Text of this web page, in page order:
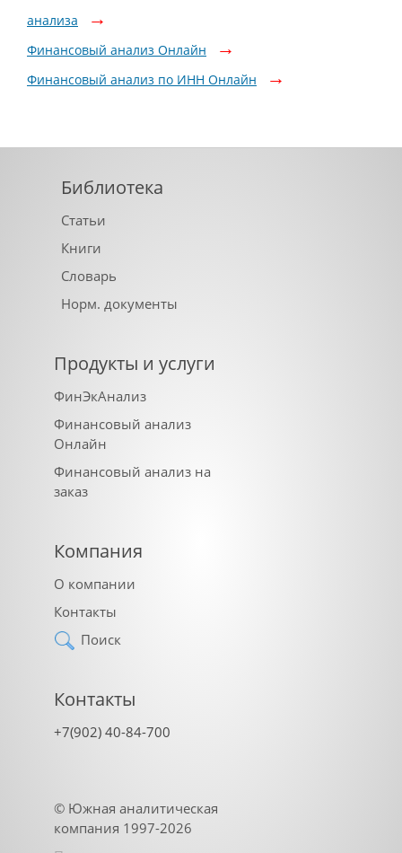
анализа
Финансовый анализ Онлайн
Финансовый анализ по ИНН Онлайн
Библиотека
Статьи
Книги
Словарь
Норм. документы
Продукты и услуги
ФинЭкАнализ
Финансовый анализ
Онлайн
Финансовый анализ на
заказ
Компания
О компании
Контакты
Поиск
Контакты
+7(902) 40-84-700
© Южная аналитическая
компания 1997-2026